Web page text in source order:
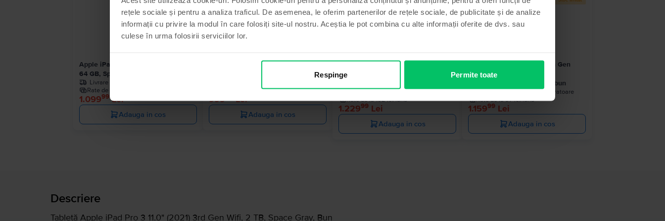
rețele sociale și pentru a analiza traficul. De asemenea, le oferim partenerilor de rețele sociale, de publicitate și de analize
informații cu privire la modul în care folosiți site-ul nostru. Aceștia le pot combina cu alte informații oferite de dvs. sau
culese în urma folosirii serviciilor lor.
Respinge Permite toate
Apple iPad 10.2” (2021) 9th Gen Wifi
64 GB, Space Gray, Ca nou
Livrare estimata:
Rate de la 92 lei/luna
1.09999Lei
Adauga in cos
Apple iPad 10.2" (2020) 8th Gen Wifi
Rate de la 83 lei/luna
999 Lei
Adauga in cos
Apple iPad 10.2” (2021) 9th Gen
Cellular
Livrare estimata:1-2 zile lucratoare
Rate de la 102 lei/luna
1.22999 Lei
Adauga in cos
Apple iPad 10.2” (2021) 9th Gen
Cellular
64 GB, Space Gray, Foarte bun
Livrare estimata:1-2 zile lucratoare
Rate de la 97 lei/luna
1.15999 Lei
Adauga in cos
Descriere
Tabletă Apple iPad Pro 3 11.0" (2021) 3rd Gen Wifi, 2 TB, Space Gray, Bun